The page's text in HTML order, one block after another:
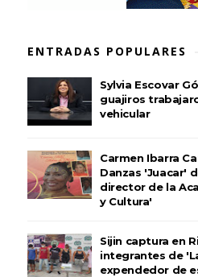
ENTRADAS POPULARES
Sylvia Escovar
guajiros
vehicular
Carmen Ibarra
Danzas 'Juacar'
director de la
y Cultura'
Sijin captura en
integrantes de
expendedor de